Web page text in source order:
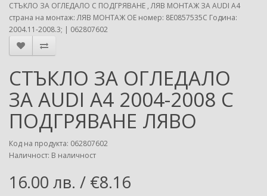
СТЪКЛО ЗА ОГЛЕДАЛО С ПОДГРЯВАНЕ , ЛЯВ МОНТАЖ ЗА AUDI A4
страна на монтаж: ЛЯВ МОНТАЖ ОЕ номер: 8E0857535C Година:
2004.11-2008.3; | 062807602
СТЪКЛО ЗА ОГЛЕДАЛО
ЗА AUDI A4 2004-2008 С
ПОДГРЯВАНЕ ЛЯВО
Код на продукта: 062807602
Наличност: В наличност
16.00 лв. / €8.16